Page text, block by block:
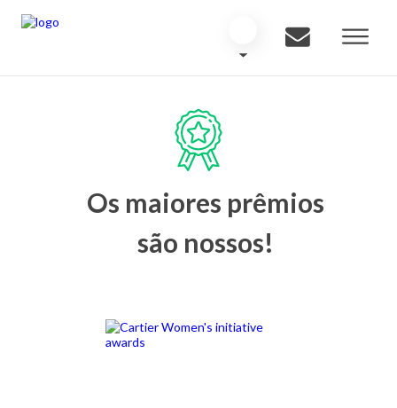
Os maiores prêmios
são nossos!